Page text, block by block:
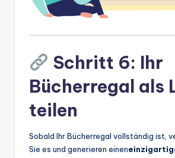
Schritt 6: Ihr
Bücherregal als
teilen
Sobald Ihr Bücherregal vollständig ist,
Sie es und generieren einen